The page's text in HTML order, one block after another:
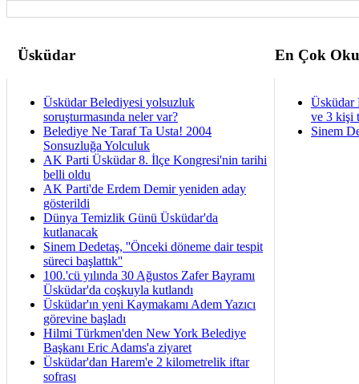
Üsküdar En Çok
Üsküdar Belediyesi yolsuzluk
soruşturmasında neler var?
Belediye Ne Taraf Ta Usta! 2004
Sonsuzluğa Yolculuk
AK Parti Üsküdar 8. İlçe Kongresi'nin tarihi
belli oldu
AK Parti'de Erdem Demir yeniden aday
gösterildi
Dünya Temizlik Günü Üsküdar'da
kutlanacak
Sinem Dedetaş, ''Önceki döneme dair tespit
süreci başlattık''
100.'cü yılında 30 Ağustos Zafer Bayramı
Üsküdar'da coşkuyla kutlandı
Üsküdar'ın yeni Kaymakamı Adem Yazıcı
görevine başladı
Hilmi Türkmen'den New York Belediye
Başkanı Eric Adams'a ziyaret
Üsküdar'dan Harem'e 2 kilometrelik iftar
sofrası
Üsküdar
ve 3 kişi
Sinem